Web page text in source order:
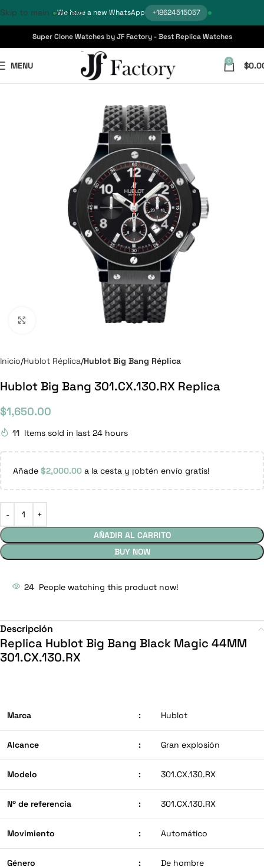
We have a new WhatsApp +18624515057
Skip to main content
Super Clone Watches by JF Factory - Best Replica Watches
MENU 0 $
Inicio Hublot Réplica Hublot Big Bang Réplica
Hublot Big Bang 301.CX.130.RX Replica
$1,650.00
11 Items sold in last 24 hours
Añade $2,000.00 a la cesta y ¡obtén envío gratis!
AÑADIR AL CARRITO
BUY NOW
24 People watching this product now!
Descripción
Replica Hublot Big Bang Black Magic 44MM
301.CX.130.RX
Marca : Hublot
Alcance : Gran explosión
Modelo : 301.CX.130.RX
Nº de referencia : 301.CX.130.RX
Movimiento : Automático
Género : De hombre